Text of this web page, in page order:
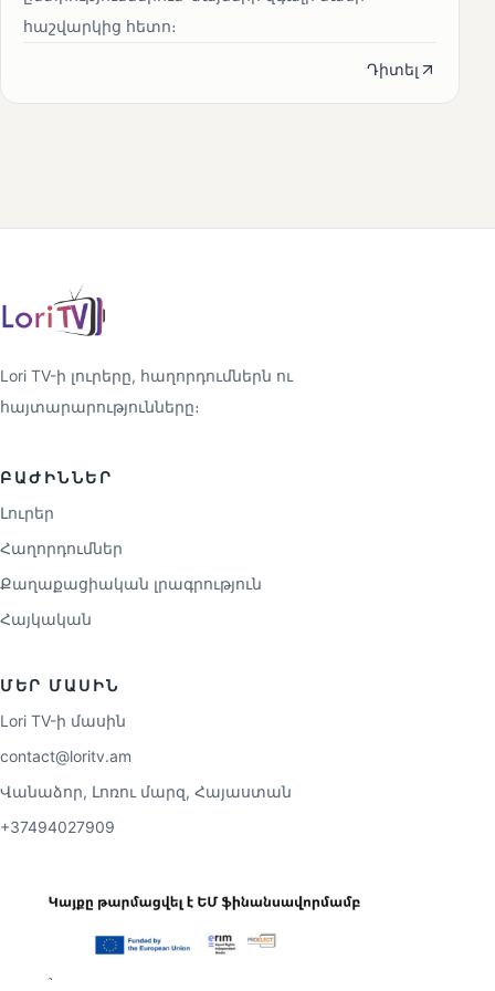
հաշվարկից հետո։
Դիտել
Lori TV-ի լուրերը, հաղորդումներն ու
հայտարարությունները։
ԲԱԺԻՆՆԵՐ
Լուրեր
Հաղորդումներ
Քաղաքացիական լրագրություն
Հայկական
ՄԵՐ ՄԱՍԻՆ
Lori TV-ի մասին
contact@loritv.am
Վանաձոր, Լոռու մարզ, Հայաստան
+37494027909